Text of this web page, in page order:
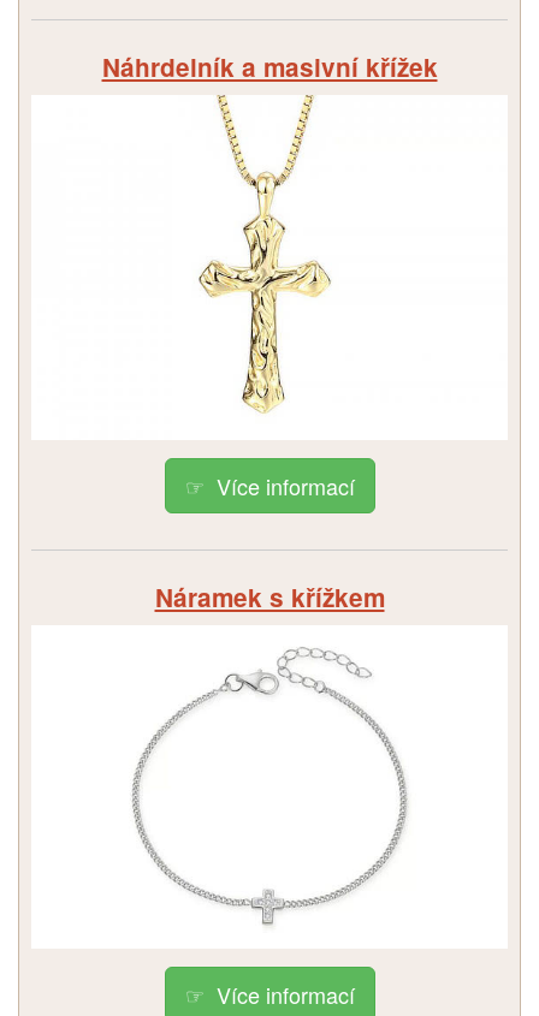
Náhrdelník a masivní křížek
Více informací
Náramek s křížkem
Více informací